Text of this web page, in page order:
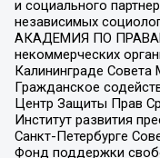
и социального
независимых
АКАДЕМИЯ ПО
некоммерческих
Калининграде Совета
Гражданское
Центр Защиты Прав
Институт развития
Санкт-Петербурге
Фонд поддержки